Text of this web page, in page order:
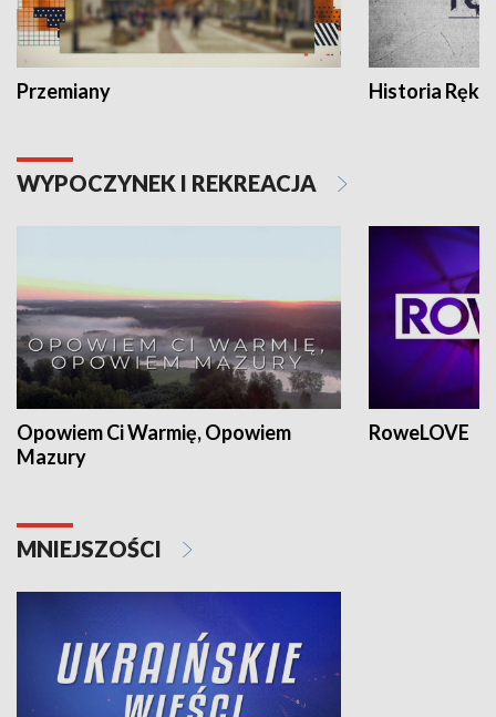
Przemiany Historia Ręką
WYPOCZYNEK I REKREACJA
Opowiem Ci Warmię, Opowiem
Mazury
RoweLOVE
MNIEJSZOŚCI